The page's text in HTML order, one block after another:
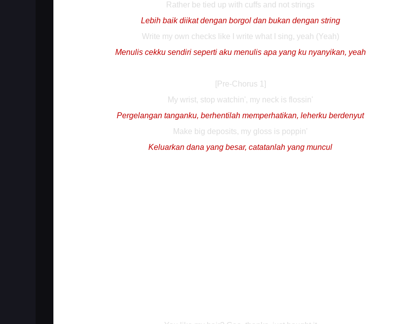
Rather be tied up with cuffs and not strings
Lebih baik diikat dengan borgol dan bukan dengan string
Write my own checks like I write what I sing, yeah (Yeah)
Menulis cekku sendiri seperti aku menulis apa yang ku nyanyikan, yeah
[Pre-Chorus 1]
My wrist, stop watchin', my neck is flossin'
Pergelangan tanganku, berhentilah memperhatikan, leherku berdenyut
Make big deposits, my gloss is poppin'
Keluarkan dana yang besar, catatanlah yang muncul